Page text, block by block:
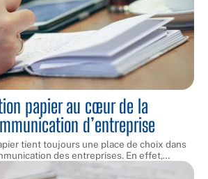
papier au cœur de la
d’entreprise
tient toujours une place de choix dans
des entreprises. En effet,…